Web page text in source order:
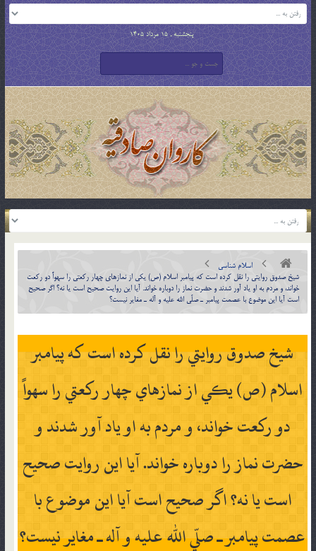
پنجشنبه , 15 مرداد 1405
اسلام شناسی
شيخ صدوق روايتي را نقل کرده است که پيامبر اسلام (ص) يكي از نمازهاي چهار ركعتي را سهواً دو ركعت
خواند، و مردم به او ياد آور شدند و حضرت نماز را دوباره خواند. آيا اين روايت صحيح است يا نه؟ اگر صحيح
است آيا اين موضوع با عصمت پيامبر ـ صلّي الله عليه و آله ـ مغاير نيست؟
شيخ صدوق روايتي را نقل کرده است که پيامبر
اسلام (ص) يكي از نمازهاي چهار ركعتي را سهواً
دو ركعت خواند، و مردم به او ياد آور شدند و
حضرت نماز را دوباره خواند. آيا اين روايت صحيح
است يا نه؟ اگر صحيح است آيا اين موضوع با
عصمت پيامبر ـ صلّي الله عليه و آله ـ مغاير نيست؟